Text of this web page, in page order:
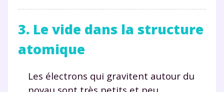
3. Le vide dans la structure
atomique
Les électrons qui gravitent autour du